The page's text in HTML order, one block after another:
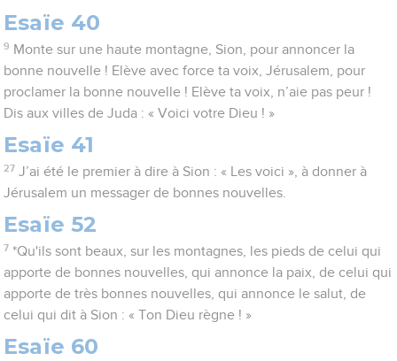
Esaïe 40
9 Monte sur une haute montagne, Sion, pour annoncer la
bonne nouvelle ! Elève avec force ta voix, Jérusalem, pour
proclamer la bonne nouvelle ! Elève ta voix, n’aie pas peur !
Dis aux villes de Juda : « Voici votre Dieu ! »
Esaïe 41
27 J’ai été le premier à dire à Sion : « Les voici », à donner à
Jérusalem un messager de bonnes nouvelles.
Esaïe 52
7 *Qu'ils sont beaux, sur les montagnes, les pieds de celui qui
apporte de bonnes nouvelles, qui annonce la paix, de celui qui
apporte de très bonnes nouvelles, qui annonce le salut, de
celui qui dit à Sion : « Ton Dieu règne ! »
Esaïe 60